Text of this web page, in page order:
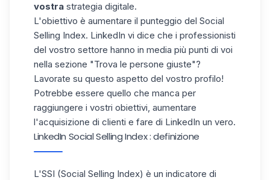
vostra strategia digitale.
L'obiettivo è aumentare il punteggio del Social
Selling Index. LinkedIn vi dice che i professionisti
del vostro settore hanno in media più punti di voi
nella sezione "Trova le persone giuste"?
Lavorate su questo aspetto del vostro profilo!
Potrebbe essere quello che manca per
raggiungere i vostri obiettivi, aumentare
l'acquisizione di clienti e fare di LinkedIn un vero.
LinkedIn Social Selling Index : definizione
L'SSI (Social Selling Index) è un indicatore di